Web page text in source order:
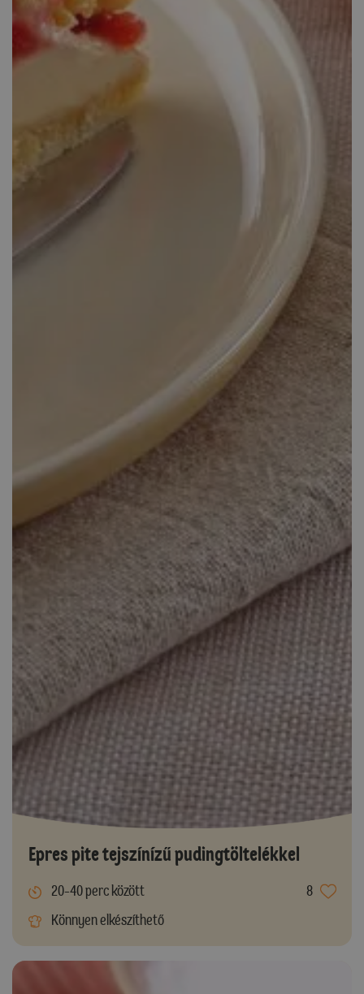
Epres pite tejszínízű pudingtöltelékkel
20-40 perc között
8
Könnyen elkészíthető